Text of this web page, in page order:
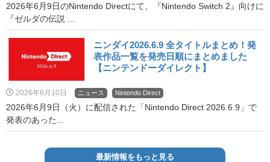
2026年6月9日のNintendo Directにて、『Nintendo Switch 2』向けに
『ゼルダの伝説 ...
ニンダイ2026.6.9 全タイトルまとめ！発
表作品一覧を発売日順にまとめました
【ニンテンドーダイレクト】
2026年6月10日 ニュース Nintendo Direct
2026年6月9日（火）に配信された「Nintendo Direct 2026.6.9」で
発表のあった...
最新情報をもっと見る